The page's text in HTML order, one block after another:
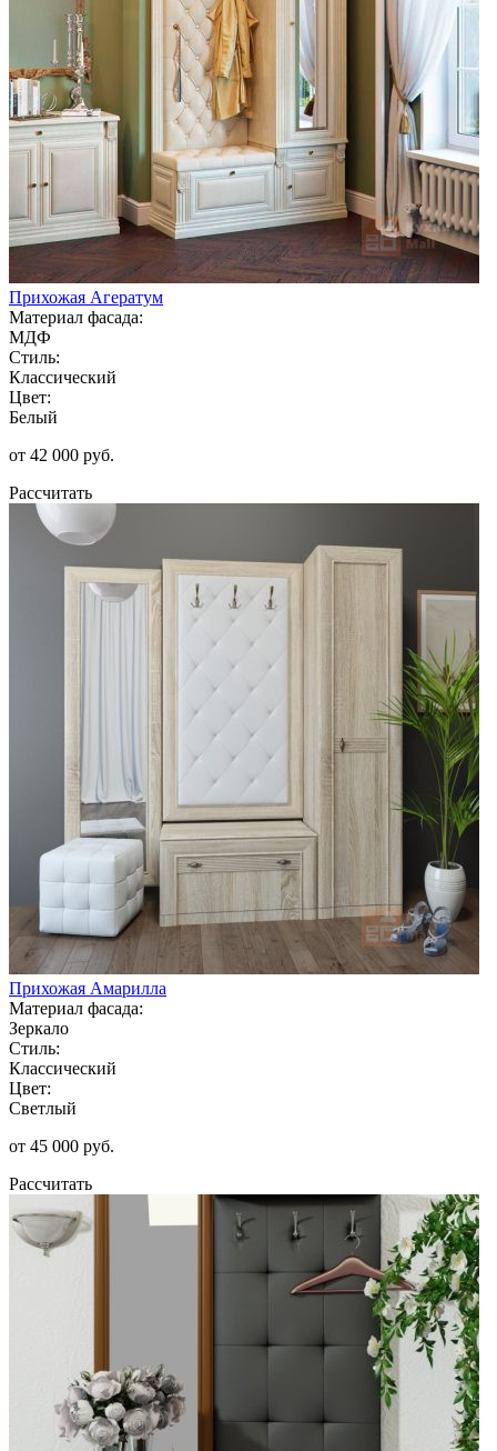
Прихожая Агератум
Материал фасада:
МДФ
Стиль:
Классический
Цвет:
Белый
от 42 000 руб.
Рассчитать
Прихожая Амарилла
Материал фасада:
Зеркало
Стиль:
Классический
Цвет:
Светлый
от 45 000 руб.
Рассчитать